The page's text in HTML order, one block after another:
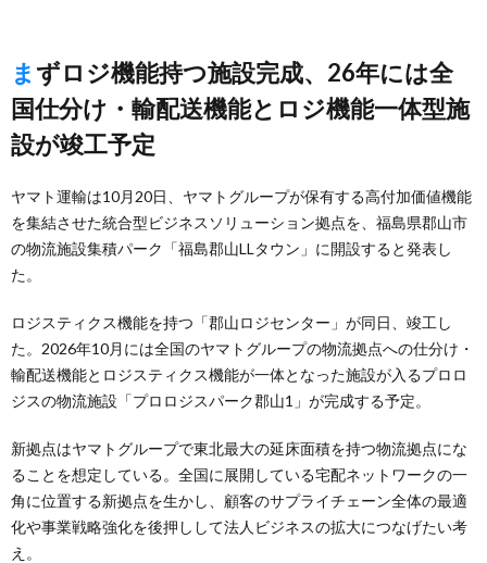
まずロジ機能持つ施設完成、26年には全
国仕分け・輸配送機能とロジ機能一体型施
設が竣工予定
ヤマト運輸は10月20日、ヤマトグループが保有する高付加価値機能
を集結させた統合型ビジネスソリューション拠点を、福島県郡山市
の物流施設集積パーク「福島郡山LLタウン」に開設すると発表し
た。
ロジスティクス機能を持つ「郡山ロジセンター」が同日、竣工し
た。2026年10月には全国のヤマトグループの物流拠点への仕分け・
輸配送機能とロジスティクス機能が一体となった施設が入るプロロ
ジスの物流施設「プロロジスパーク郡山1」が完成する予定。
新拠点はヤマトグループで東北最大の延床面積を持つ物流拠点にな
ることを想定している。全国に展開している宅配ネットワークの一
角に位置する新拠点を生かし、顧客のサプライチェーン全体の最適
化や事業戦略強化を後押しして法人ビジネスの拡大につなげたい考
え。